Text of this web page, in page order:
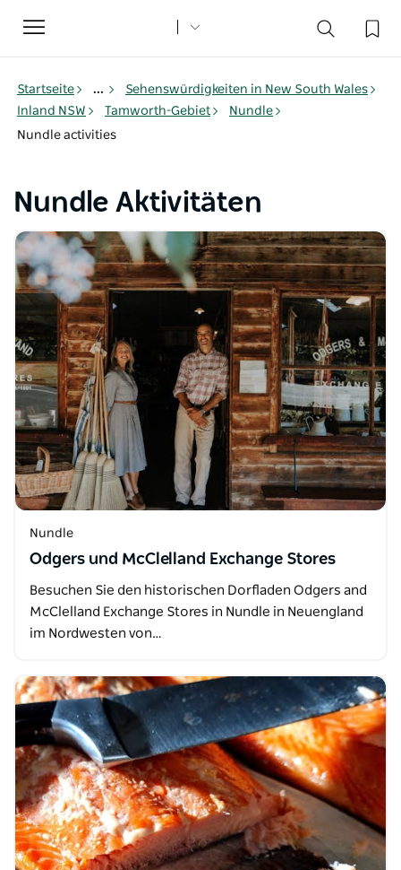
Toggle
navigation
Startseite ...
Sehenswürdigkeiten in New South Wales
Inland NSW
Tamworth-Gebiet
Nundle
Nundle activities
Nundle Aktivitäten
Nundle
Odgers und McClelland Exchange Stores
Besuchen Sie den historischen Dorfladen Odgers and
McClelland Exchange Stores in Nundle in Neuengland
im Nordwesten von…